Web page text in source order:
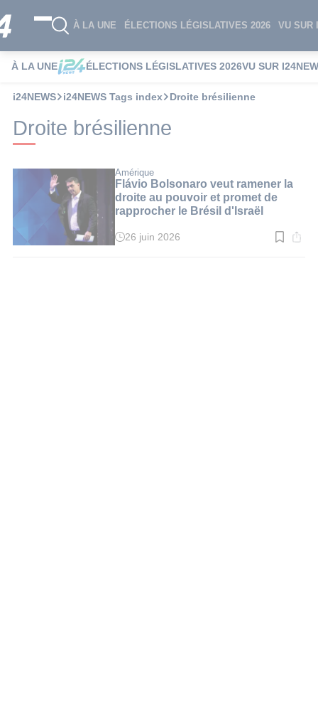
À LA UNE ÉLECTIONS LÉGISLATIVES 2026 VU SUR
À LA UNE ÉLECTIONS LÉGISLATIVES 2026VU SUR
i24NEWS i24NEWS Tags index Droite brésilienne
Droite brésilienne
Amérique
Flávio Bolsonaro veut ramener la
droite au pouvoir et promet de
rapprocher le Brésil d'Israël
Temps
26 juin 2026